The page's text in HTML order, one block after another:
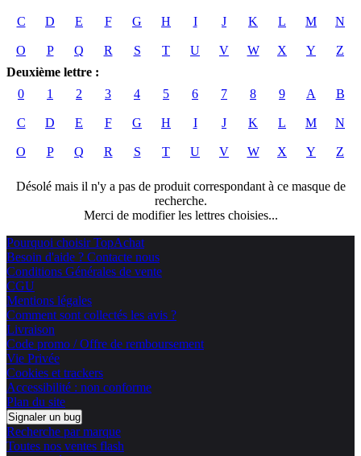
C D E F G H I J K L M N
O P Q R S T U V W X Y
Z
Deuxième lettre :
0
1 2 3 4 5 6 7 8 9 A B
C D E F G H I J K L M N
O P Q R S T U V W X Y Z
Désolé mais il n'y a pas de produit correspondant à ce masque de
recherche.
Merci de modifier les lettres choisies...
Pourquoi choisir TopAchat
Besoin d'aide ? Contacte nous
Conditions Générales de vente
CGU
Mentions légales
Comment sont collectés les avis ?
Livraison
Code promo / Offre de remboursement
Vie Privée
Cookies et trackers
Accessibilité : non conforme
Plan du site
Signaler un bug
Recherche par marque
Toutes nos ventes flash